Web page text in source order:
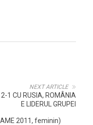
NEXT ARTICLE
2-1 CU RUSIA, ROMÂNIA
E LIDERUL GRUPEI
2011, feminin)